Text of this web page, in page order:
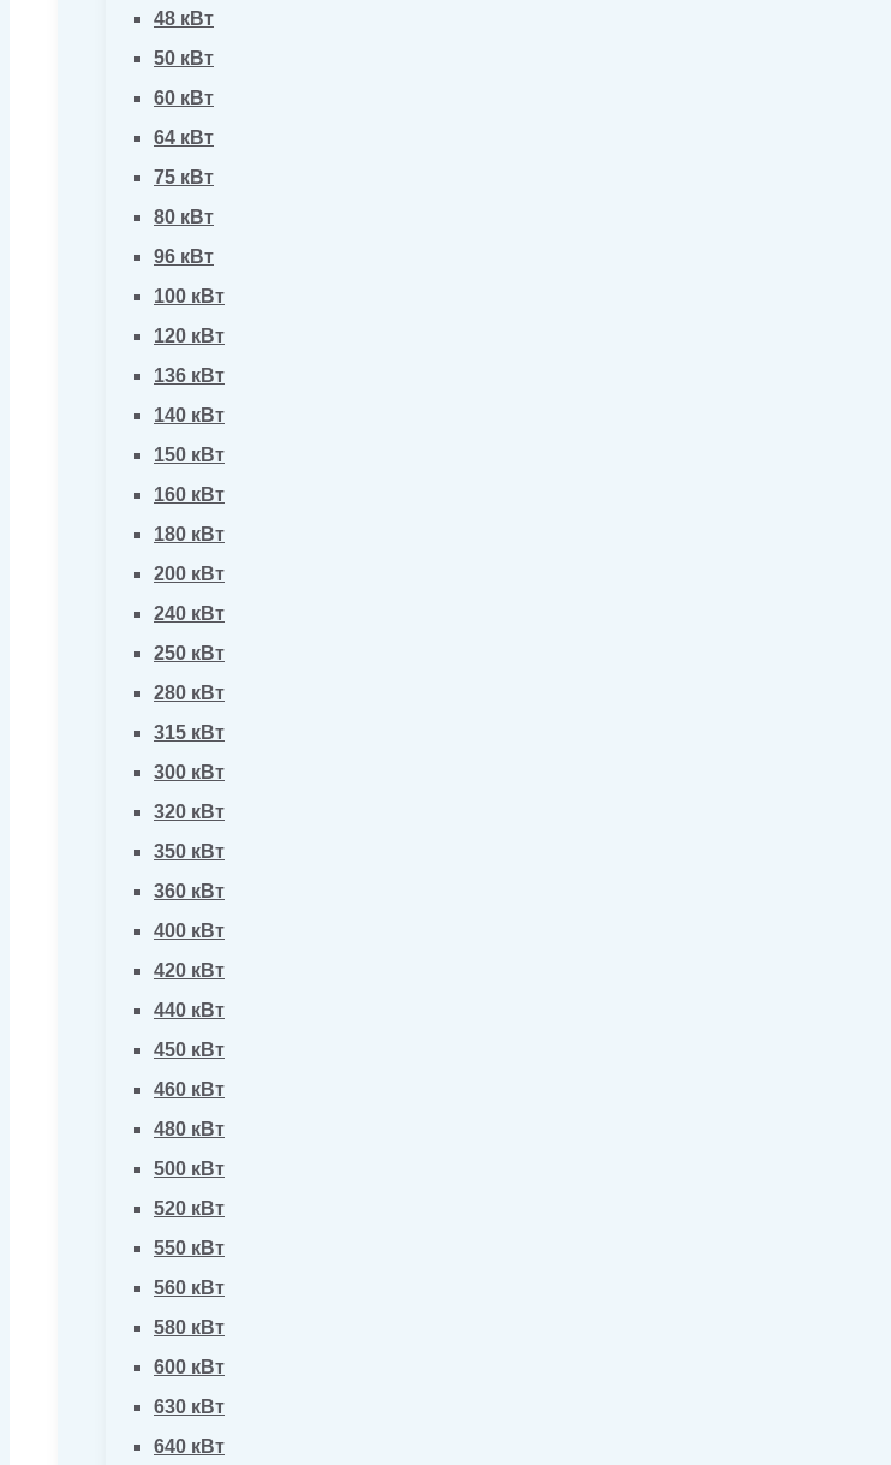
48 кВт
50 кВт
60 кВт
64 кВт
75 кВт
80 кВт
96 кВт
100 кВт
120 кВт
136 кВт
140 кВт
150 кВт
160 кВт
180 кВт
200 кВт
240 кВт
250 кВт
280 кВт
315 кВт
300 кВт
320 кВт
350 кВт
360 кВт
400 кВт
420 кВт
440 кВт
450 кВт
460 кВт
480 кВт
500 кВт
520 кВт
550 кВт
560 кВт
580 кВт
600 кВт
630 кВт
640 кВт